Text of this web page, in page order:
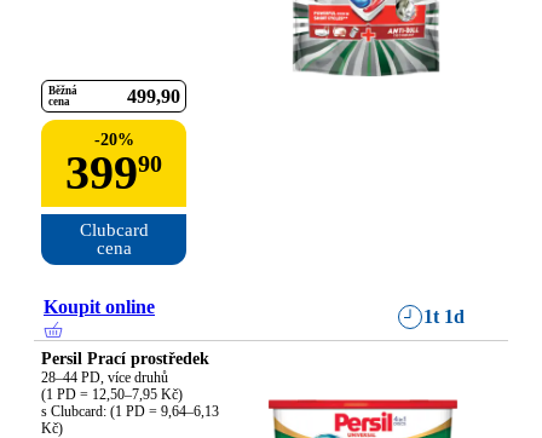
Běžná
cena
499 90
-20%
39990
Clubcard
cena
Koupit online 1t 1d
Persil Prací prostředek
28–44 PD, více druhů
(1 PD = 12,50–7,95 Kč)
s Clubcard: (1 PD = 9,64–6,13
Kč)